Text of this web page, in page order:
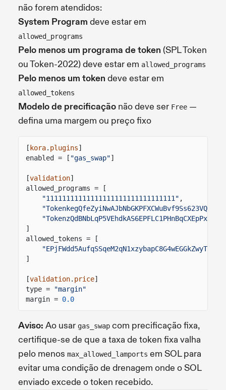
não forem atendidos:
System Program deve estar em
allowed_programs
Pelo menos um programa de token (SPL Token
ou Token-2022) deve estar em allowed_programs
Pelo menos um token deve estar em
allowed_tokens
Modelo de precificação não deve ser Free —
defina uma margem ou preço fixo
[ kora. plugins]
enabled = [ "gas_swap"]
[validation]
allowed_programs = [
"11111111111111111111111111111111" ,
"TokenkegQfeZyiNwAJbNbGKPFXCWuBvf9Ss623VQ5DA"
"TokenzQdBNbLqP5VEhdkAS6EPFLC1PHnBqCXEpPxuEb"
]
allowed_tokens = [
]
[validation. price]
type =
"margin"
margin = 0.0
Aviso: Ao usar gas_swap com precificação fixa,
certifique-se de que a taxa de token fixa valha
pelo menos max_allowed_lamports em SOL para
evitar uma condição de drenagem onde o SOL
enviado excede o token recebido.